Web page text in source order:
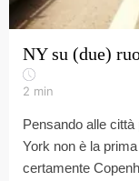
NY su (due)
2 min
Pensando alle
York non è la
certamente